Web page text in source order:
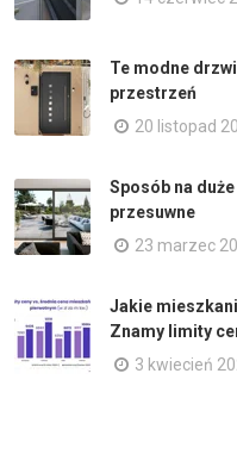
Te modne
przestrzeń
20 listopad
Sposób na
przesuwne
23 marzec
Jakie
Znamy limity
3 kwiecień